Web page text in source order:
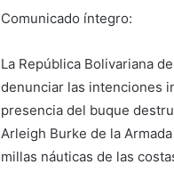
Comunicado íntegro:
La República Bolivariana
denunciar las intenciones
presencia del buque
Arleigh Burke de la
millas náuticas de las